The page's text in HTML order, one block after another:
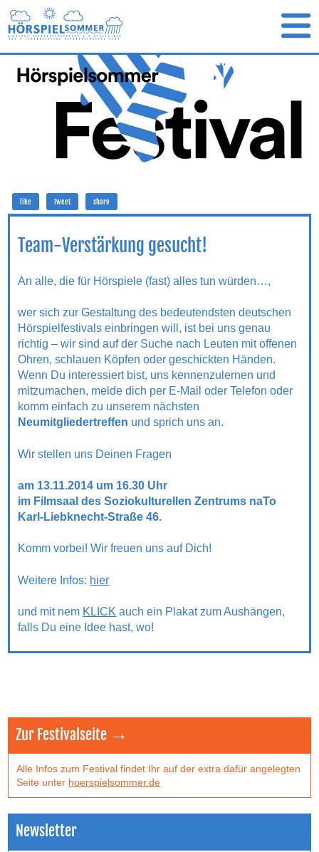
like tweet share
Team-Verstärkung gesucht!
An alle, die für Hörspiele (fast) alles tun würden…,
wer sich zur Gestaltung des bedeutendsten deutschen
Hörspielfestivals einbringen will, ist bei uns genau
richtig – wir sind auf der Suche nach Leuten mit offenen
Ohren, schlauen Köpfen oder geschickten Händen.
Wenn Du interessiert bist, uns kennenzulernen und
mitzumachen, melde dich per E-Mail oder Telefon oder
komm einfach zu unserem nächsten
Neumitgliedertreffen und sprich uns an.
Wir stellen uns Deinen Fragen
am 13.11.2014 um 16.30 Uhr
im Filmsaal des Soziokulturellen Zentrums naTo
Karl-Liebknecht-Straße 46.
Komm vorbei! Wir freuen uns auf Dich!
Weitere Infos: hier
und mit nem KLICK auch ein Plakat zum Aushängen,
falls Du eine Idee hast, wo!
Zur Festivalseite →
Alle Infos zum Festival findet Ihr auf der extra dafür angelegten
Seite unter hoerspielsommer.de
Newsletter